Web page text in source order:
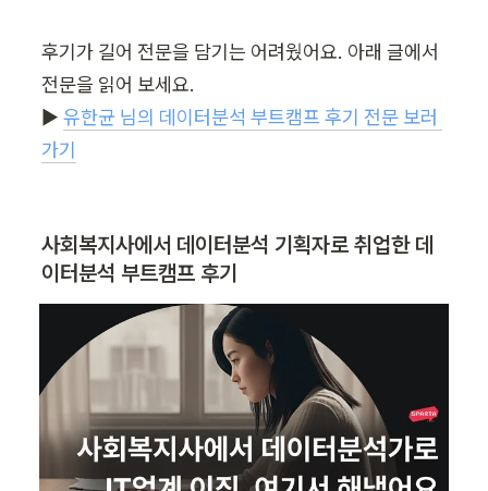
후기가 길어 전문을 담기는 어려웠어요. 아래 글에서
전문을 읽어 보세요.
▶︎ 유한균 님의 데이터분석 부트캠프 후기 전문 보러
가기
사회복지사에서 데이터분석 기획자로 취업한 데
이터분석 부트캠프 후기